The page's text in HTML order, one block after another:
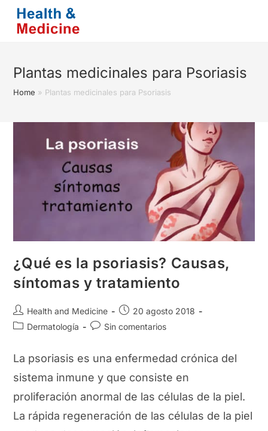
Saltar
contenido
Plantas medicinales para Psoriasis
Home » Plantas medicinales para Psoriasis
¿Qué es la psoriasis? Causas,
síntomas y tratamiento
Autor
de
Health and Medicine
Publicación
de
20 agosto 2018
Categoría
entrada:
Dermatología
Comentarios
entrada:
Sin comentarios
La psoriasis es una enfermedad crónica del
sistema inmune y que consiste en
proliferación anormal de las células de la piel.
La rápida regeneración de las células de la piel